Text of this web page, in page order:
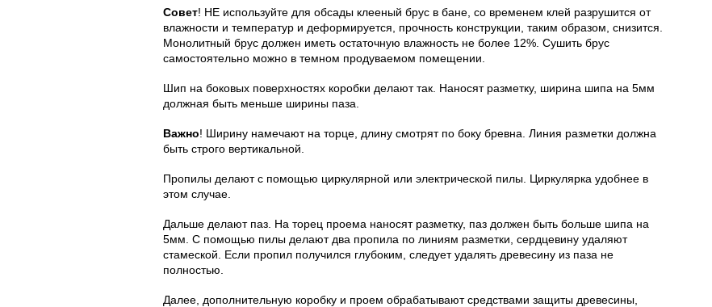
Совет! НЕ используйте для обсады клееный брус в бане, со временем клей разрушится от
влажности и температур и деформируется, прочность конструкции, таким образом, снизится.
Монолитный брус должен иметь остаточную влажность не более 12%. Сушить брус
самостоятельно можно в темном продуваемом помещении.
Шип на боковых поверхностях коробки делают так. Наносят разметку, ширина шипа на 5мм
должная быть меньше ширины паза.
Важно! Ширину намечают на торце, длину смотрят по боку бревна. Линия разметки должна
быть строго вертикальной.
Пропилы делают с помощью циркулярной или электрической пилы. Циркулярка удобнее в
этом случае.
Дальше делают паз. На торец проема наносят разметку, паз должен быть больше шипа на
5мм. С помощью пилы делают два пропила по линиям разметки, сердцевину удаляют
стамеской. Если пропил получился глубоким, следует удалять древесину из паза не
полностью.
Далее, дополнительную коробку и проем обрабатывают средствами защиты древесины,